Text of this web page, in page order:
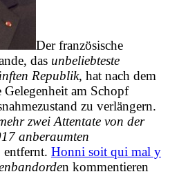
Der französische
das unbeliebteste
Republik, hat nach dem
am Schopf
zu verlängern.
zwei Attentate von der
anberaumten
entfernt. Honni soit qui mal y
n kommentieren